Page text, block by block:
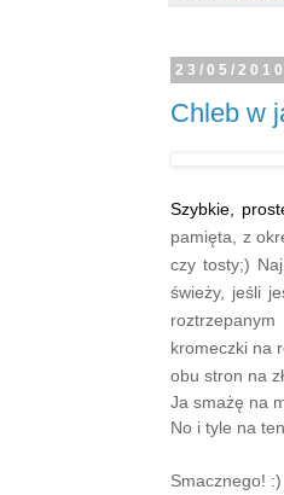
23/05/
Chleb w
Szybkie,
pamięta, z
czy tosty;)
świeży, jeśli
kromeczki na
obu stron na
Ja smażę na
No i tyle na
Smacznego! :)